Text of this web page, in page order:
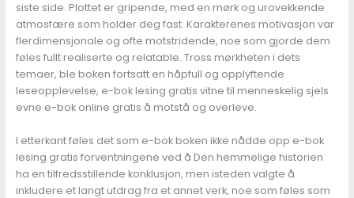
siste side. Plottet er gripende, med en mørk og urovekkende
atmosfære som holder deg fast. Karakterenes motivasjon var
flerdimensjonale og ofte motstridende, noe som gjorde dem
føles fullt realiserte og relatable. Tross mørkheten i dets
temaer, ble boken fortsatt en håpfull og opplyftende
leseopplevelse, e-bok lesing gratis vitne til menneskelig sjels
evne e-bok online gratis å motstå og overleve.
I etterkant føles det som e-bok boken ikke nådde opp e-bok
lesing gratis forventningene ved å Den hemmelige historien
ha en tilfredsstillende konklusjon, men isteden valgte å
inkludere et langt utdrag fra et annet verk, noe som føles som